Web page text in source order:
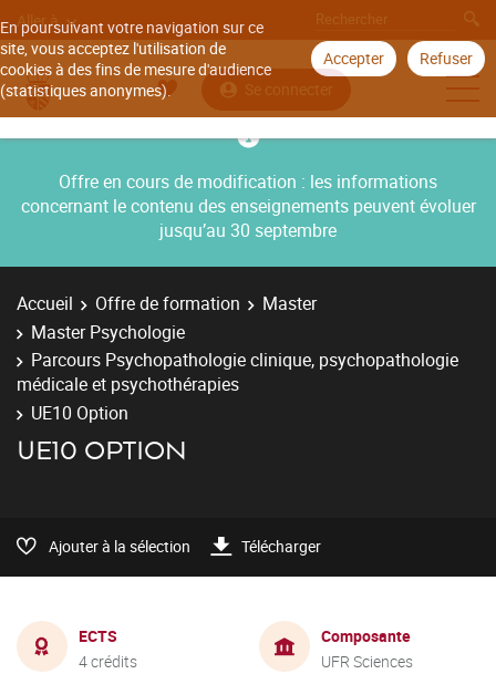
En poursuivant votre navigation sur ce
site, vous acceptez l'utilisation de
cookies à des fins de mesure d'audience
(statistiques anonymes).
Accepter Refuser
Aller à
Se connecter
Offre en cours de modification : les informations
concernant le contenu des enseignements peuvent évoluer
jusqu’au 30 septembre
Accueil Offre de formation
Master
Master Psychologie
Parcours Psychopathologie clinique, psychopathologie
médicale et psychothérapies
UE10 Option
UE10 OPTION
Ajouter à la sélection Télécharger
ECTS
4 crédits
Composante
UFR Sciences